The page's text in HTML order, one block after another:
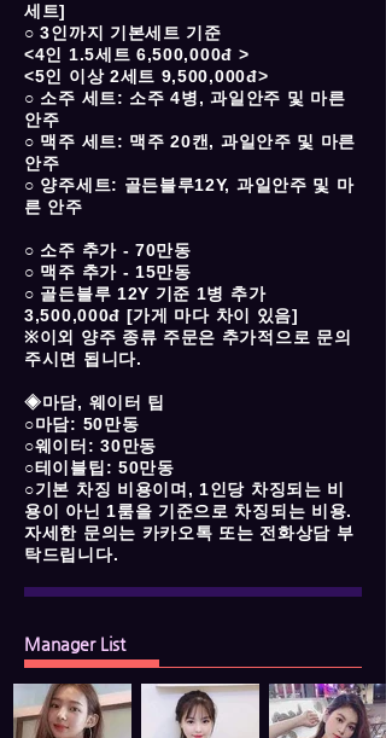
세트]
○ 3인까지 기본세트 기준
<4인 1.5세트 6,500,000đ >
<5인 이상 2세트 9,500,000đ>
○ 소주 세트: 소주 4병, 과일안주 및 마른
안주
○ 맥주 세트: 맥주 20캔, 과일안주 및 마른
안주
○ 양주세트: 골든블루12Y, 과일안주 및 마
른 안주
○ 소주 추가 - 70만동
○ 맥주 추가 - 15만동
○ 골든블루 12Y 기준 1병 추가
3,500,000đ [가게 마다 차이 있음]
※이외 양주 종류 주문은 추가적으로 문의
주시면 됩니다.
◈마담, 웨이터 팁
○마담: 50만동
○웨이터: 30만동
○테이블팁: 50만동
○기본 차징 비용이며, 1인당 차징되는 비
용이 아닌 1룸을 기준으로 차징되는 비용.
자세한 문의는 카카오톡 또는 전화상담 부
탁드립니다.
Manager List